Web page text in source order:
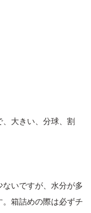
大きい、分球、割
ないですが、水分が多
。箱詰めの際は必ずチ